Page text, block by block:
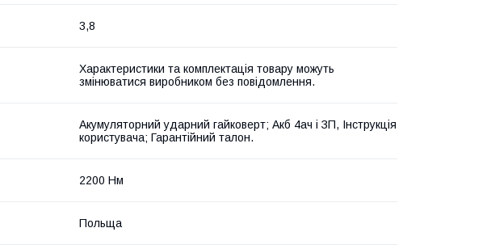
3,8
Характеристики та комплектація товару можуть
змінюватися виробником без повідомлення.
Акумуляторний ударний гайковерт; Акб 4ач і ЗП, Інструкція
користувача; Гарантійний талон.
2200 Нм
Польща